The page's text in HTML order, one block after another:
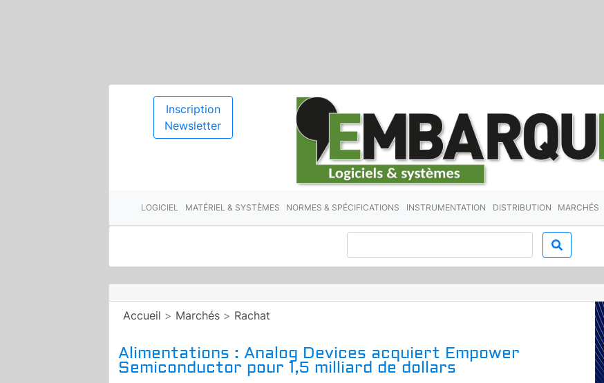
Inscription
Newsletter
LOGICIEL MATÉRIEL & SYSTÈMES NORMES & SPÉCIFICATIONS INSTRUMENTATION DISTRIBUTION MARCHÉS
Accueil > Marchés > Rachat
Alimentations : Analog Devices acquiert Empower
Semiconductor pour 1,5 milliard de dollars